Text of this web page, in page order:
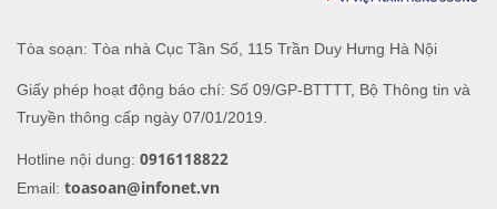
Tòa soạn: Tòa nhà Cục Tần Số, 115 Trần Duy Hưng Hà Nội
Giấy phép hoạt động báo chí: Số 09/GP-BTTTT, Bộ Thông tin và
Truyền thông cấp ngày 07/01/2019.
Hotline nội dung: 0916118822
Email: toasoan@infonet.vn